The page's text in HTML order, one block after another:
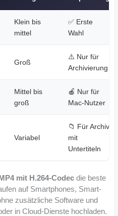
Klein bis
mittel
✅ Erste
Wahl
Groß
⚠️ Nur für
Archivierung
Mittel bis
groß
🍎 Nur für
Mac-Nutzer
Variabel
📁 Für Archiv
mit
Untertiteln
mit H.264-Codec die beste
auf Smartphones, Smart-
zusätzliche Software und
in Cloud-Dienste hochladen.